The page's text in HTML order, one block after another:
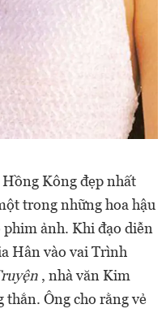
Kông đẹp nhất
trong những hoa hậu
ảnh. Khi đạo diễn
Hân vào vai Trình
, nhà văn Kim
thắn. Ông cho rằng vẻ